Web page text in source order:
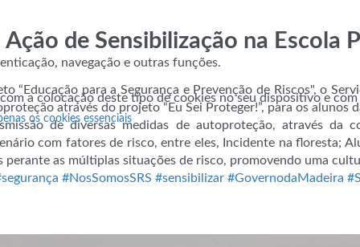
de Sensibilização na Escola
“Educação para a Segurança e Prevenção de Riscos", o
através do projeto “Eu Sei Proteger!”, para os alunos
de diversas medidas de autoproteção, através da
com fatores de risco, entre eles, Incidente na floresta;
perante as múltiplas situações de risco, promovendo uma
#NosSomosSRS #sensibilizar #GovernodaMadeira
navegação e outras funções.
a colocação deste tipo de cookies no seu dispositivo e
os cookies essenciais